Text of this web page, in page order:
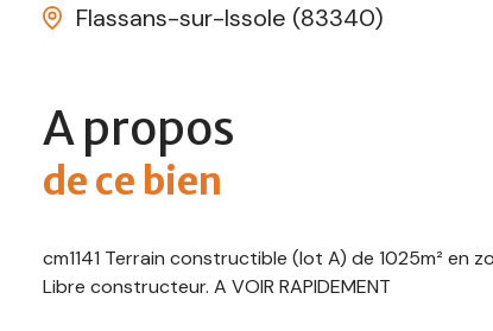
Flassans-sur-Issole (83340)
A propos
de ce bien
cm1141 Terrain constructible (lot A) de 1025m² en
Libre constructeur. A VOIR RAPIDEMENT